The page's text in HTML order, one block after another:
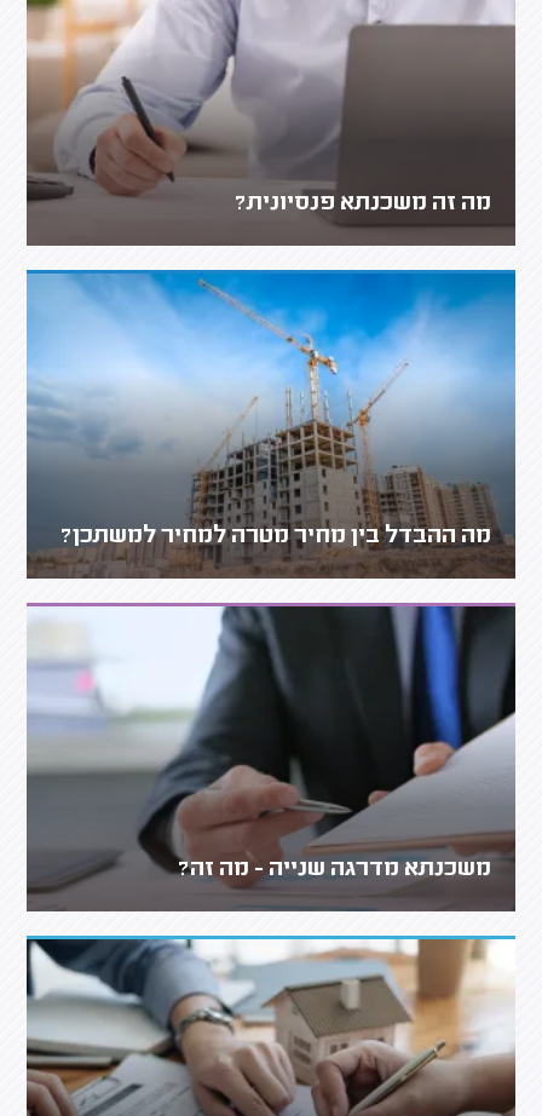
מה זה משכנתא פנסיונית?
מה ההבדל בין מחיר מטרה למחיר למשתכן?
משכנתא מדרגה שנייה - מה זה?